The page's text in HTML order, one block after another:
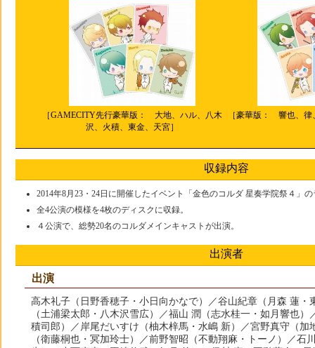
［GAMECITY先行豪華版： 大地、ハル、八木
沢、火積、東金、天宮］
［豪華版： 響也、律
収録内容
2014年8月23・24日に開催したイベント「金色のコルダ 星奏学院祭４」
全4公演の模様を4枚のディスクに収録。
４公演で、総勢20名のコルダメインキャストが出演。
出演者
出演
高木礼子（日野香穂子・小日向かなで）／谷山紀章（月森 蓮・
（土浦梁太郎・八木沢雪広）／福山 潤（志水桂一・如月響也
積司郎）／岸尾だいすけ（柚木梓馬・水嶋 新）／宮野真守（加
（衛藤桐也・冥加玲士）／前野智昭（不動翔麻・トーノ）／石